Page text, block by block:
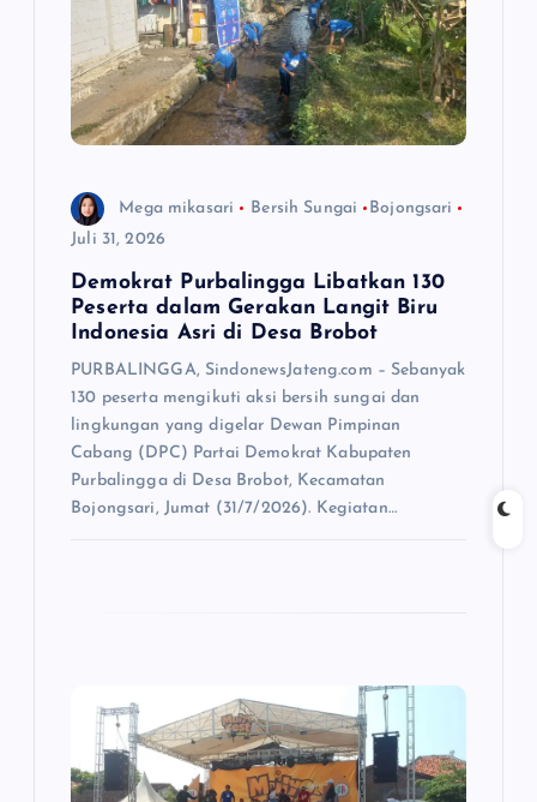
Mega mikasari Bersih Sungai
Bojongsari
Juli 31, 2026
Demokrat Purbalingga Libatkan 130
Peserta dalam Gerakan Langit Biru
Indonesia Asri di Desa Brobot
PURBALINGGA, SindonewsJateng.com – Sebanyak
130 peserta mengikuti aksi bersih sungai dan
lingkungan yang digelar Dewan Pimpinan
Cabang (DPC) Partai Demokrat Kabupaten
Purbalingga di Desa Brobot, Kecamatan
Bojongsari, Jumat (31/7/2026). Kegiatan…